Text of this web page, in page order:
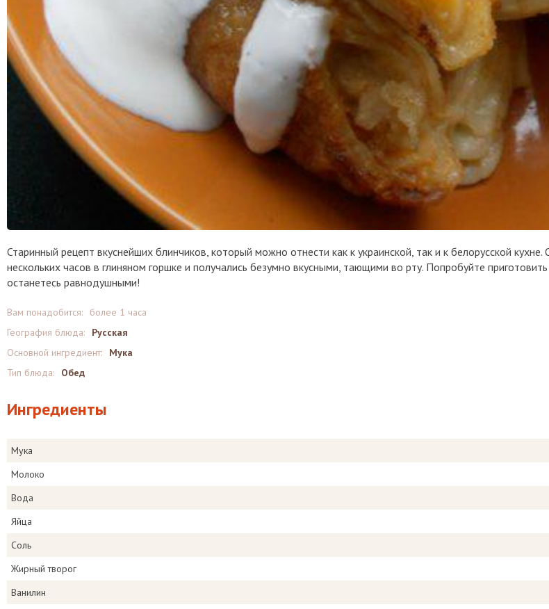
Старинный рецепт вкуснейших блинчиков, который можно отнести как к украинской, так и к белорусской
нескольких часов в глиняном горшке и получались безумно вкусными, тающими во рту. Попробуйте
останетесь равнодушными!
Вам понадобится:
более 1 часа
География блюда:
Русская
Основной ингредиент:
Мука
Тип блюда:
Обед
Ингредиенты
Мука
Молоко
Вода
Яйца
Соль
Жирный творог
Ванилин